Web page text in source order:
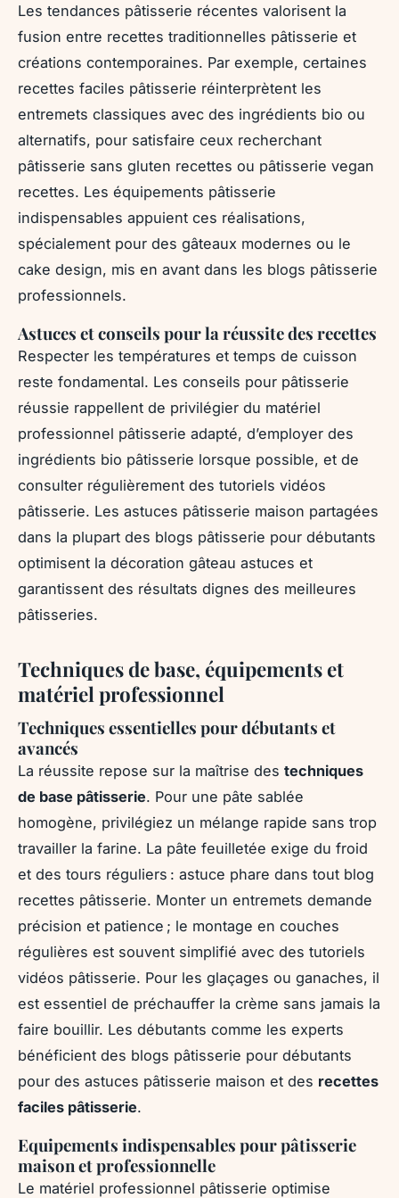
Les tendances pâtisserie récentes valorisent la
fusion entre recettes traditionnelles pâtisserie et
créations contemporaines. Par exemple, certaines
recettes faciles pâtisserie réinterprètent les
entremets classiques avec des ingrédients bio ou
alternatifs, pour satisfaire ceux recherchant
pâtisserie sans gluten recettes ou pâtisserie vegan
recettes. Les équipements pâtisserie
indispensables appuient ces réalisations,
spécialement pour des gâteaux modernes ou le
cake design, mis en avant dans les blogs pâtisserie
professionnels.
Astuces et conseils pour la réussite des recettes
Respecter les températures et temps de cuisson
reste fondamental. Les conseils pour pâtisserie
réussie rappellent de privilégier du matériel
professionnel pâtisserie adapté, d’employer des
ingrédients bio pâtisserie lorsque possible, et de
consulter régulièrement des tutoriels vidéos
pâtisserie. Les astuces pâtisserie maison partagées
dans la plupart des blogs pâtisserie pour débutants
optimisent la décoration gâteau astuces et
garantissent des résultats dignes des meilleures
pâtisseries.
Techniques de base, équipements et
matériel professionnel
Techniques essentielles pour débutants et
avancés
La réussite repose sur la maîtrise des techniques
de base pâtisserie. Pour une pâte sablée
homogène, privilégiez un mélange rapide sans trop
travailler la farine. La pâte feuilletée exige du froid
et des tours réguliers : astuce phare dans tout blog
recettes pâtisserie. Monter un entremets demande
précision et patience ; le montage en couches
régulières est souvent simplifié avec des tutoriels
vidéos pâtisserie. Pour les glaçages ou ganaches, il
est essentiel de préchauffer la crème sans jamais la
faire bouillir. Les débutants comme les experts
bénéficient des blogs pâtisserie pour débutants
pour des astuces pâtisserie maison et des recettes
faciles pâtisserie.
Equipements indispensables pour pâtisserie
maison et professionnelle
Le matériel professionnel pâtisserie optimise